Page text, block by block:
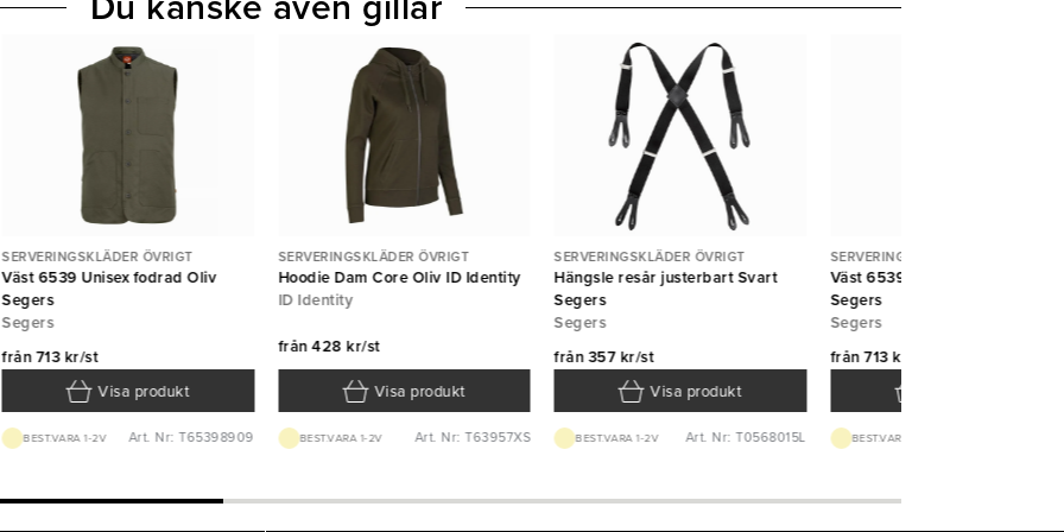
SERVERINGSKLÄDER ÖVRIGT
Väst 6539 Unisex fodrad Oliv
Segers
Segers
från713 kr/st
Visa produkt
BEST.VARA 1-2V Art. Nr: T65398909
SERVERINGSKLÄDER ÖVRIGT
Hoodie Dam Core Oliv ID Identity
ID Identity
från428 kr/st
Visa produkt
BEST.VARA 1-2V Art. Nr: T63957XS
SERVERINGSKLÄDER ÖVRIGT
Hängsle resår justerbart Svart
Segers
Segers
från357 kr/st
Visa produkt
BEST.VARA 1-2V Art. Nr: T0568015L
SERVERINGSKLÄDER ÖVRIGT
Väst 6539 Unisex fodrad Svart
Segers
Segers
från713 kr/st
BEST.VARA 1-2V